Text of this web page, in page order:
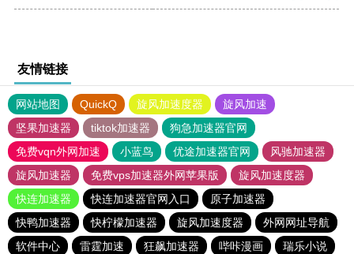
友情链接
网站地图 QuickQ 旋风加速度器
旋风加速
坚果加速器
tiktok加速器
狗急加速器官网
免费vqn外网加速
小蓝鸟 优途加速器官网
风驰加速器
旋风加速器
免费vps加速器外网苹果版
旋风加速度器
快连加速器
快连加速器官网入口
原子加速器
快鸭加速器
快柠檬加速器 旋风加速度器
外网网址导航
软件中心
雷霆加速 狂飙加速器 哔咔漫画
瑞乐小说